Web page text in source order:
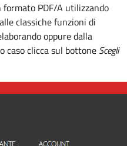
PDF/A utilizzando
classiche funzioni di
oppure dalla
caso clicca sul bottone Scegli